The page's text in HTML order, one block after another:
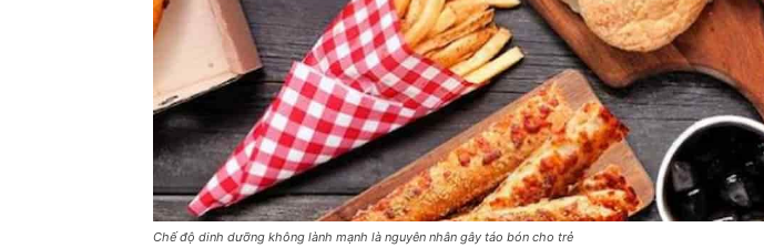
Chế độ dinh dưỡng không lành mạnh là nguyên nhân gây táo bón cho trẻ